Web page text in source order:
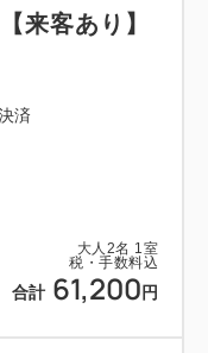
大人 2名 1 室
税・手数料込
合計 61,200 円
来客あり】
済